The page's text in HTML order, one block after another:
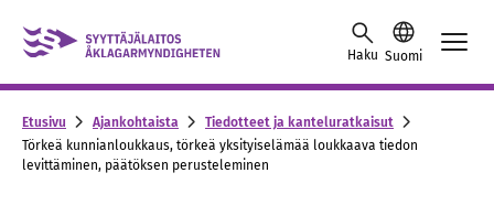
Skip to content -saavutettavuusohje
Haku Suomi
Etusivu Ajankohtaista
Tiedotteet ja kanteluratkaisut
Törkeä kunnianloukkaus, törkeä yksityiselämää loukkaava tiedon
levittäminen, päätöksen perusteleminen